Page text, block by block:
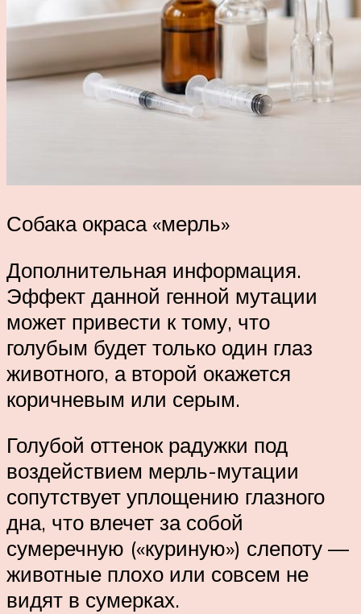
Собака окраса «мерль»
Дополнительная информация.
Эффект данной генной мутации
может привести к тому, что
голубым будет только один глаз
животного, а второй окажется
коричневым или серым.
Голубой оттенок радужки под
воздействием мерль-мутации
сопутствует уплощению глазного
дна, что влечет за собой
сумеречную («куриную») слепоту —
животные плохо или совсем не
видят в сумерках.